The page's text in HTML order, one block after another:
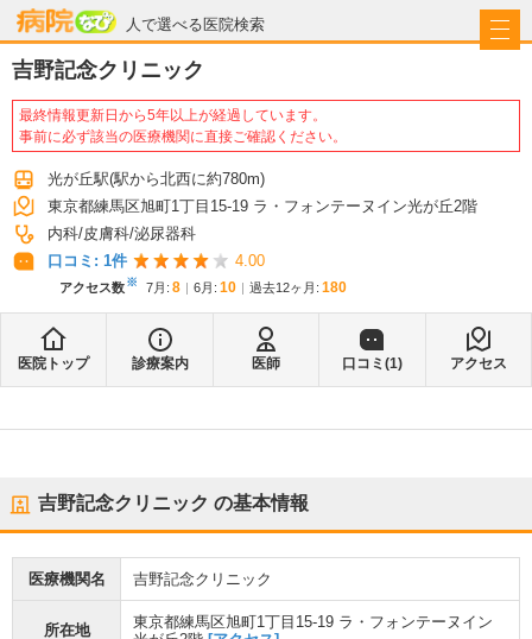
人で選べる医院検索
病院なび
吉野記念クリニック
最終情報更新日から5年以上が経過しています。
事前に必ず該当の医療機関に直接ご確認ください。
光が丘駅(駅から北西に約780m)
東京都練馬区旭町1丁目15-19 ラ・フォンテーヌイン光が丘2階
内科 皮膚科 泌尿器科
口コミ: 1件 4.00
アクセス数※ 7月 : 8 6月 : 10 過去12ヶ月: 180
医院トップ 診療案内 医師 口コミ(1) アクセス
吉野記念クリニック の基本情報
医療機関名 吉野記念クリニック
所在地
東京都練馬区旭町1丁目15-19 ラ・フォンテーヌイン